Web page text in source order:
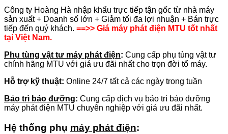
Công ty Hoàng Hà nhập khẩu trực tiếp tận gốc từ nhà máy
sản xuất + Doanh số lớn + Giảm tối đa lợi nhuận + Bán trực
tiếp đến quý khách. ==>> Giá máy phát điện MTU tốt nhất
tại Việt Nam.
Phụ tùng vật tư máy phát điện: Cung cấp phụ tùng vật tư
chính hãng MTU với giá ưu đãi nhất cho trọn đời tổ máy.
Hỗ trợ kỹ thuật: Online 24/7 tất cả các ngày trong tuần
Bảo trì bảo đưỡng: Cung cấp dịch vụ bảo trì bảo dưỡng
máy phát điện MTU chuyên nghiệp với giá ưu đãi nhất.
Hệ thống phụ máy phát điện: